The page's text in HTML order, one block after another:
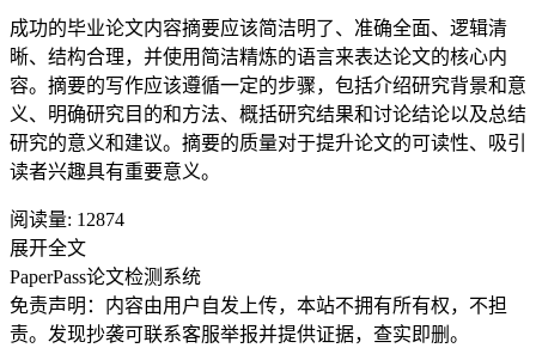
成功的毕业论文内容摘要应该简洁明了、准确全面、逻辑清
晰、结构合理，并使用简洁精炼的语言来表达论文的核心内
容。摘要的写作应该遵循一定的步骤，包括介绍研究背景和意
义、明确研究目的和方法、概括研究结果和讨论结论以及总结
研究的意义和建议。摘要的质量对于提升论文的可读性、吸引
读者兴趣具有重要意义。
阅读量: 12874
展开全文
PaperPass论文检测系统
免责声明：内容由用户自发上传，本站不拥有所有权，不担
责。发现抄袭可联系客服举报并提供证据，查实即删。